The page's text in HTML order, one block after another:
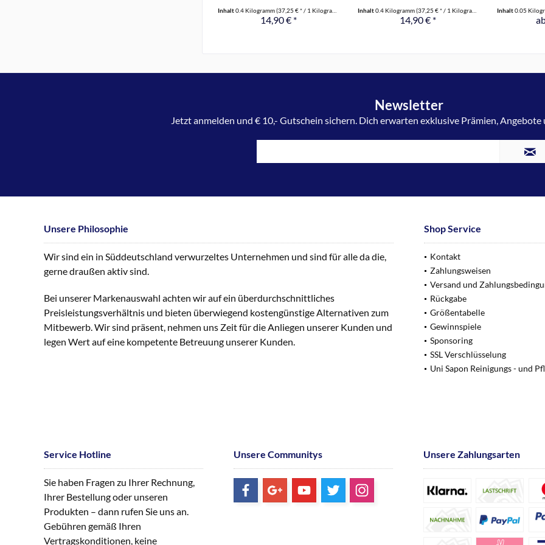
Inhalt0.4 Kilogramm(37,25 € * / 1 Kilogramm)
14,90 € *
Inhalt0.4 Kilogramm(37,25 € * / 1 Kilogramm)
14,90 € *
Inhalt0.05
Newsletter
Jetzt anmelden und € 10,- Gutschein sichern. Dich erwarten exklusive Prämien,
Unsere Philosophie
Wir sind ein in Süddeutschland verwurzeltes Unternehmen und sind für alle da die,
gerne draußen aktiv sind.
Bei unserer Markenauswahl achten wir auf ein überdurchschnittliches
Preisleistungsverhältnis und bieten überwiegend kostengünstige Alternativen zum
Mitbewerb. Wir sind präsent, nehmen uns Zeit für die Anliegen unserer Kunden und
legen Wert auf eine kompetente Betreuung unserer Kunden.
Shop Service
Kontakt
Zahlungsweisen
Versand und
Rückgabe
Größentabelle
Gewinnspiele
Sponsoring
SSL Verschlüsselung
Uni Sapon Reinigungs - und
Service Hotline
Sie haben Fragen zu Ihrer Rechnung,
Ihrer Bestellung oder unseren
Produkten – dann rufen Sie uns an.
Gebühren gemäß Ihren
Vertragskonditionen, keine
Unsere Communitys Unsere Zahlungsarten